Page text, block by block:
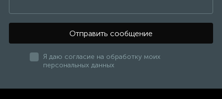
Отправить сообщение
Я даю согласие на обработку моих
персональных данных